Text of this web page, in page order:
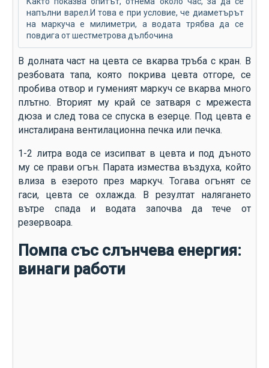
напълни варел.И това е при условие, че диаметърът
на маркуча е милиметри, а водата трябва да се
повдига от шестметрова дълбочина
В долната част на цевта се вкарва тръба с кран. В
резбовата тапа, която покрива цевта отгоре, се
пробива отвор и гуменият маркуч се вкарва много
плътно. Вторият му край се затваря с мрежеста
дюза и след това се спуска в езерце. Под цевта е
инсталирана вентилационна печка или печка.
1-2 литра вода се изсипват в цевта и под дъното
му се прави огън. Парата измества въздуха, който
влиза в езерото през маркуч. Тогава огънят се
гаси, цевта се охлажда. В резултат налягането
вътре спада и водата започва да тече от
резервоара.
Помпа със слънчева енергия:
винаги работи